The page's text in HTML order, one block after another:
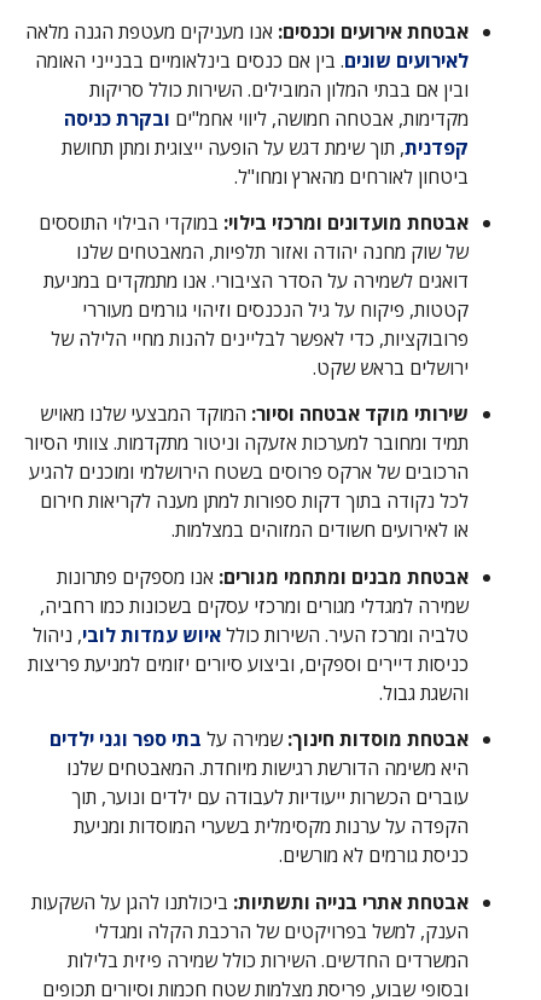
אבטחת אירועים וכנסים: אנו מעניקים מעטפת הגנה מלאה
לאירועים שונים. בין אם כנסים בינלאומיים בבנייני האומה
ובין אם בבתי המלון המובילים. השירות כולל סריקות
מקדימות, אבטחה חמושה, ליווי אחמ"ים ובקרת כניסה
קפדנית, תוך שימת דגש על הופעה ייצוגית ומתן תחושת
ביטחון לאורחים מהארץ ומחו"ל.
אבטחת מועדונים ומרכזי בילוי: במוקדי הבילוי התוססים
של שוק מחנה יהודה ואזור תלפיות, המאבטחים שלנו
דואגים לשמירה על הסדר הציבורי. אנו מתמקדים במניעת
קטטות, פיקוח על גיל הנכנסים וזיהוי גורמים מעוררי
פרובוקציות, כדי לאפשר לבליינים להנות מחיי הלילה של
ירושלים בראש שקט.
שירותי מוקד אבטחה וסיור: המוקד המבצעי שלנו מאויש
תמיד ומחובר למערכות אזעקה וניטור מתקדמות. צוותי הסיור
הרכובים של ארקס פרוסים בשטח הירושלמי ומוכנים להגיע
לכל נקודה בתוך דקות ספורות למתן מענה לקריאות חירום
או לאירועים חשודים המזוהים במצלמות.
אבטחת מבנים ומתחמי מגורים: אנו מספקים פתרונות
שמירה למגדלי מגורים ומרכזי עסקים בשכונות כמו רחביה,
טלביה ומרכז העיר. השירות כוללאיוש עמדות לובי, ניהול
כניסות דיירים וספקים, וביצוע סיורים יזומים למניעת פריצות
והשגת גבול.
אבטחת מוסדות חינוך:שמירה על בתי ספר וגני ילדים
היא משימה הדורשת רגישות מיוחדת. המאבטחים שלנו
עוברים הכשרות ייעודיות לעבודה עם ילדים ונוער, תוך
הקפדה על ערנות מקסימלית בשערי המוסדות ומניעת
כניסת גורמים לא מורשים.
אבטחת אתרי בנייה ותשתיות: ביכולתנו להגן על השקעות
הענק, למשל בפרויקטים של הרכבת הקלה ומגדלי
המשרדים החדשים. השירות כולל שמירה פיזית בלילות
ובסופי שבוע, פריסת מצלמות שטח חכמות וסיורים תכופים